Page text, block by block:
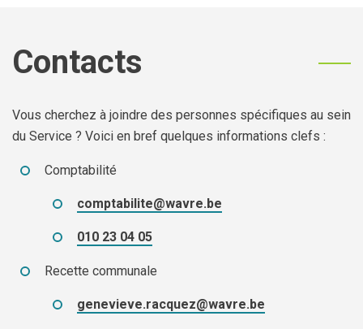
Contacts
Vous cherchez à joindre des personnes spécifiques au sein
du Service ? Voici en bref quelques informations clefs :
Comptabilité
comptabilite@wavre.be
010 23 04 05
Recette communale
genevieve.racquez@wavre.be